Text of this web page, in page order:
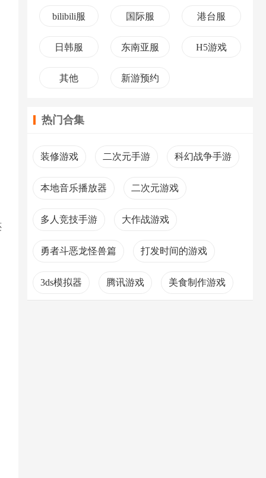
bilibili服 国际服 港台服
日韩服 东南亚服 H5游戏
其他 新游预约
热门合集
装修游戏 二次元手游 科幻战争手游
本地音乐播放器 二次元游戏
多人竞技手游 大作战游戏
勇者斗恶龙怪兽篇 打发时间的游戏
3ds模拟器 腾讯游戏 美食制作游戏